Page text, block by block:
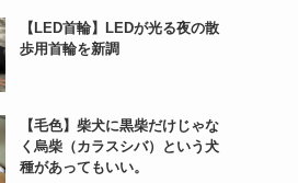
【LED首輪】LEDが光る夜の散
歩用首輪を新調
【毛色】柴犬に黒柴だけじゃな
く烏柴（カラスシバ）という犬
種があってもいい。